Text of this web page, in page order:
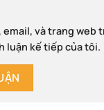
email, và trang web
luận kế tiếp của tôi.